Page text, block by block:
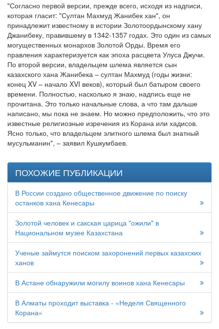
"Согласно первой версии, прежде всего, исходя из надписи,
которая гласит: "Султан Махмуд Жанибек хан", он
принадлежит известному в истории Золотоордынскому хану
Джанибеку, правившему в 1342-1357 годах. Это один из самых
могущественных монархов Золотой Орды. Время его
правления характеризуется как эпоха расцвета Улуса Джучи.
По второй версии, владельцем шлема является сын
казахского хана Жанибека – султан Махмуд (годы жизни:
конец XV – начало XVI веков), который был батыром своего
времени. Полностью, насколько я знаю, надпись еще не
прочитана. Это только начальные слова, а что там дальше
написано, мы пока не знаем. Но можно предположить, что это
известные религиозные изречения из Корана или хадисов.
Ясно только, что владельцем элитного шлема был знатный
мусульманин", – заявил Кушкумбаев.
ПОХОЖИЕ ПУБЛИКАЦИИ
В России создано общественное движение по поиску
останков хана Кенесары
Золотой человек и сакская царица "ожили" в
Национальном музее Казахстана
Ученые займутся поиском захоронений первых казахских
ханов
В Астане обнаружили могилу воинов хана Кенесары
В Алматы проходит выставка - «Неделя Священного
Корана»